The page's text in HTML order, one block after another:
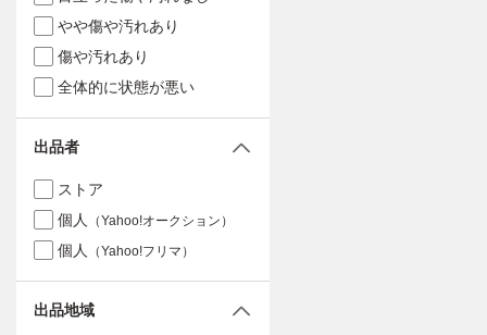
やや傷や汚れあり
傷や汚れあり
全体的に状態が悪い
出品者
ストア
個人
（Yahoo!オークション）
個人 （Yahoo!フリマ）
出品地域